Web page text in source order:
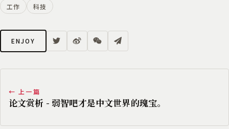
工作 科技
ENJOY
← 上一篇
论文赏析 - 弱智吧才是中文世界的瑰宝。